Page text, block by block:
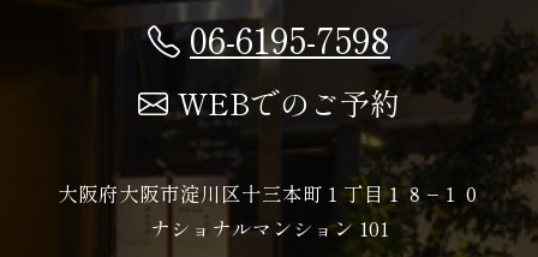
06-6195-7598
WEBでのご予約
大阪府大阪市淀川区十三本町１丁目１８−１０
ナショナルマンション 101